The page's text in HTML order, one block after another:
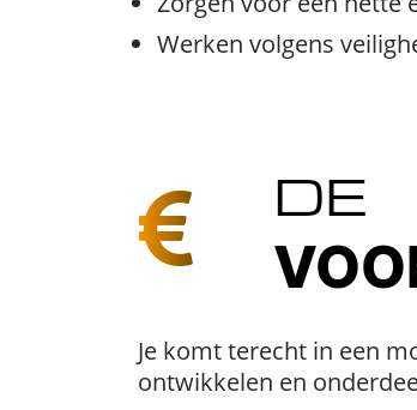
Werken volgens
DE
Je komt terecht in een
ontwikkelen en